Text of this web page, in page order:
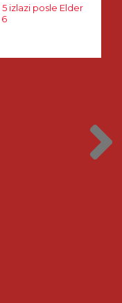
izlazi posle Elder
6